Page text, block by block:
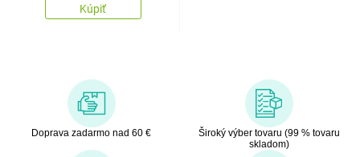
Kúpiť
Doprava zadarmo nad 60 €
Široký výber tovaru (99 % tovaru
skladom)